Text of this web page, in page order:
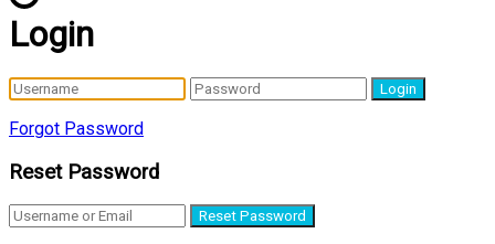
Login
Login
Forgot Password
Reset Password
Reset Password